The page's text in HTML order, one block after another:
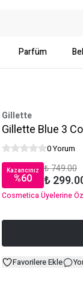
Parfüm
Gillette
Gillette Blue 3
0 Yorum
Kazancınız
%60
₺ 749.00
₺
Cosmetica Üyelerine
Favorilere Ekle